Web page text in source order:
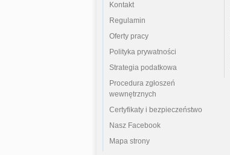
Kontakt
Regulamin
Oferty pracy
Polityka prywatności
Strategia podatkowa
Procedura zgłoszeń
wewnętrznych
Certyfikaty i bezpieczeństwo
Nasz Facebook
Mapa strony